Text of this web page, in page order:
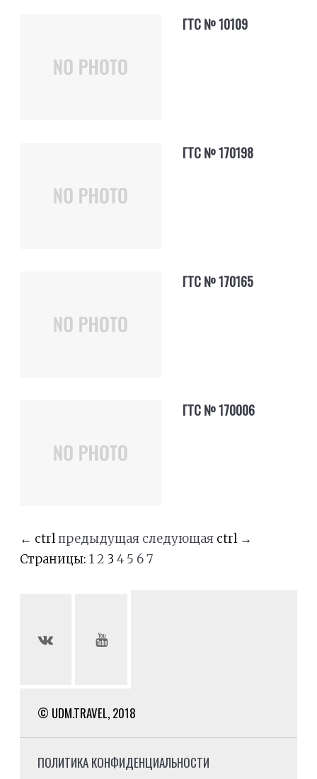
ГТС № 10109
ГТС № 170198
ГТС № 170165
ГТС № 170006
← ctrlпредыдущая следующая ctrl →
Страницы: 12 3 4 5 67
© UDM.TRAVEL, 2018
ПОЛИТИКА КОНФИДЕНЦИАЛЬНОСТИ